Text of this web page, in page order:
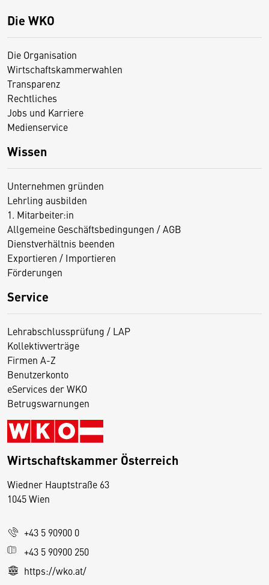
Die WKO
Die Organisation
Wirtschaftskammerwahlen
Transparenz
Rechtliches
Jobs und Karriere
Medienservice
Wissen
Unternehmen gründen
Lehrling ausbilden
1. Mitarbeiter:in
Allgemeine Geschäftsbedingungen / AGB
Dienstverhältnis beenden
Exportieren / Importieren
Förderungen
Service
Lehrabschlussprüfung / LAP
Kollektivverträge
Firmen A-Z
Benutzerkonto
eServices der WKO
Betrugswarnungen
Wirtschaftskammer Österreich
Wiedner Hauptstraße 63
1045 Wien
+43 5 90900 0
+43 5 90900 250
https://wko.at/
D
s
e
S